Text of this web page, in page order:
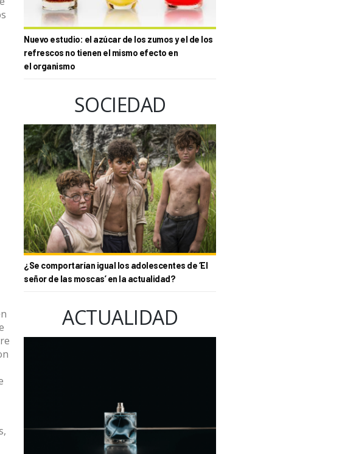
Nuevo estudio: el azúcar de los zumos y el de los
refrescos no tienen el mismo efecto en
el organismo
SOCIEDAD
¿Se comportarían igual los adolescentes de ‘El
señor de las moscas’ en la actualidad?
ACTUALIDAD